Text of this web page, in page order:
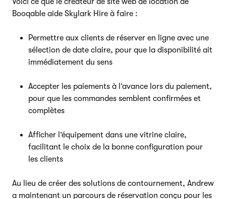
Booqable aide Skylark Hire à faire :
Permettre aux clients de réserver en ligne avec une
sélection de date claire, pour que la disponibilité ait
immédiatement du sens
Accepter les paiements à l’avance lors du paiement,
pour que les commandes semblent confirmées et
complètes
Afficher l’équipement dans une vitrine claire,
facilitant le choix de la bonne configuration pour
les clients
Au lieu de créer des solutions de contournement, Andrew
a maintenant un parcours de réservation conçu pour les